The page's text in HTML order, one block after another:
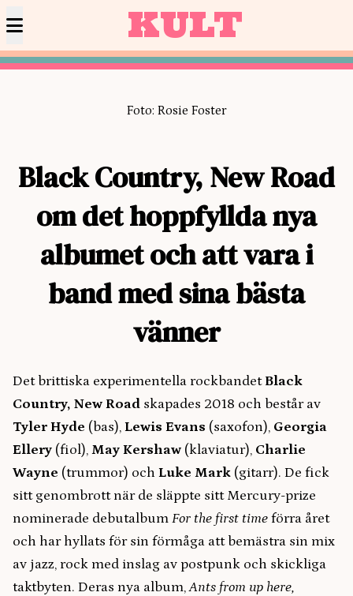
KULT
Foto: Rosie Foster
Black Country, New Road
om det hoppfyllda nya
albumet och att vara i
band med sina bästa
vänner
Det brittiska experimentella rockbandetBlack
Country, New Road skapades 2018 och består av
Tyler Hyde (bas), Lewis Evans (saxofon), Georgia
Ellery (fiol), May Kershaw (klaviatur), Charlie
Wayne (trummor) och Luke Mark (gitarr). De fick
sitt genombrott när de släppte sitt Mercury-prize
nominerade debutalbum For the first time förra året
och har hyllats för sin förmåga att bemästra sin mix
av jazz, rock med inslag av postpunk och skickliga
taktbyten. Deras nya album,Ants from up here,